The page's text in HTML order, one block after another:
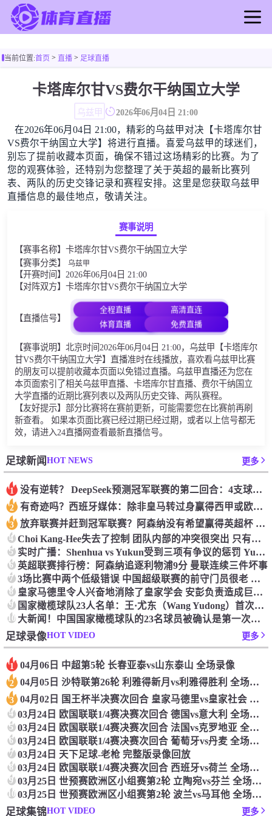
足球直播
篮球直播
足球录像
足球新闻
篮球新闻
当前位置:首页> 直播> 足球直播
卡塔库尔甘VS费尔干纳国立大学
乌兹甲 2026年06月04日 21:00
在2026年06月04日 21:00，精彩的乌兹甲对决【卡塔库尔甘
VS费尔干纳国立大学】将进行直播。喜爱乌兹甲的球迷们，
别忘了提前收藏本页面，确保不错过这场精彩的比赛。为了
您的观赛体验，还特别为您整理了关于英超的最新比赛列
表、两队的历史交锋记录和赛程安排。这里是您获取乌兹甲
直播信息的最佳地点，敬请关注。
赛事说明
【赛事名称】卡塔库尔甘VS费尔干纳国立大学
【赛事分类】 乌兹甲
【开赛时间】2026年06月04日 21:00
【对阵双方】卡塔库尔甘VS费尔干纳国立大学
【直播信号】
全程直播
高清直连
体育直播
免费直播
【赛事说明】北京时间2026年06月04日 21:00，乌兹甲【卡塔库尔
甘VS费尔干纳国立大学】直播准时在线播放，喜欢看乌兹甲比赛
的朋友可以提前收藏本页面以免错过直播。乌兹甲直播还为您在
本页面索引了相关乌兹甲直播、卡塔库尔甘直播、费尔干纳国立
大学直播的近期比赛列表以及两队历史交锋、两队赛程。
【友好提示】部分比赛将在赛前更新，可能需要您在比赛前再刷
新查看。 如果本页面比赛已经过期已经过期，或者以上信号都无
效，请进入24直播网查看最新直播信号。
足球新闻HOT NEWS 更多
1 没有逆转？ DeepSeek预测冠军联赛的第二回合：4支球队在第一回合中获胜 枪手输了
2 有奇迹吗？西班牙媒体：除非皇马转过身赢得西甲或欧洲冠军
3 放弃联赛并赶到冠军联赛？阿森纳没有希望赢得英超杯 赢得欧洲冠军的可能性
4 Choi Kang-Hee失去了控制 团队内部的冲突很突出 只有一个人可以从水火中拯救崔孔
5 实时广播：Shenhua vs Yukun受到三项有争议的惩罚 Yukun将向中国足球联合会提出投诉
6 英超联赛排行榜：阿森纳追逐利物浦9分 曼联连续三件坏事
7 3场比赛中两个低级错误 中国超级联赛的前守门员很老 是时候让位了 最好的继任者出现
8 皇家马德里令人兴奋地消除了皇家学会 安彭负责造成巨大的灾难！
9 国家橄榄球队23人名单：王·尤东（Wang Yudong）首次被选为第11名 塞吉尼奥（Serginho）在名单上
10 大新闻！中国国家橄榄球队的23名球员被确认是第一次进入阵容
足球录像HOT VIDEO 更多
1 04月06日 中超第5轮 长春亚泰vs山东泰山 全场录像
2 04月05日 沙特联第26轮 利雅得新月vs利雅得胜利 全场录像
3 04月02日 国王杯半决赛次回合 皇家马德里vs皇家社会 全场录像
4 03月24日 欧国联联1/4赛决赛次回合 德国vs意大利 全场录像回放
5 03月24日 欧国联联1/4赛决赛次回合 法国vs克罗地亚 全场录像回放
6 03月24日 欧国联联1/4赛决赛次回合 葡萄牙vs丹麦 全场录像回放
7 03月24日 天下足球-老枪 完整版录像回放
8 03月24日 欧国联联1/4赛决赛次回合 西班牙vs荷兰 全场录像回放
9 03月25日 世预赛欧洲区小组赛第2轮 立陶宛vs芬兰 全场录像回放
10 03月25日 世预赛欧洲区小组赛第2轮 波兰vs马耳他 全场录像回放
足球集锦HOT VIDEO 更多